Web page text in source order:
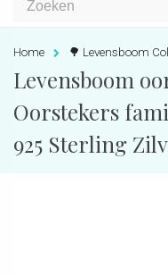
Home 🌳 Levensboom
Levensboom
Oorstekers
925 Sterling